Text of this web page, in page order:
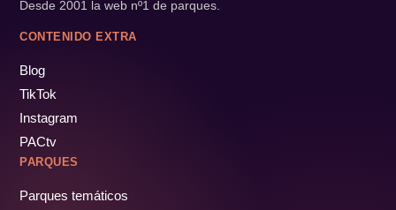
Desde 2001 la web nº1 de parques.
CONTENIDO EXTRA
Blog
TikTok
Instagram
PACtv
PARQUES
Parques temáticos